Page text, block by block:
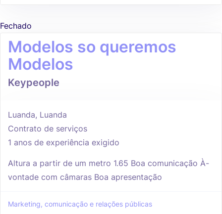
Fechado
Modelos so queremos
Modelos
Keypeople
Luanda, Luanda
Contrato de serviços
1 anos de experiência exigido
Altura a partir de um metro 1.65 Boa comunicação À-
vontade com câmaras Boa apresentação
Marketing, comunicação e relações públicas